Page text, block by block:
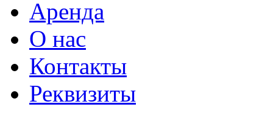
Аренда
О нас
Контакты
Реквизиты